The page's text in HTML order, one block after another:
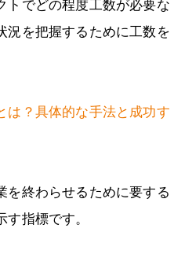
トでどの程度工数が必要な
況を把握するために工数を
は？具体的な手法と成功す
を終わらせるために要する
指標です。